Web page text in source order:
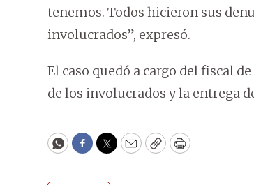
tenemos. Todos hicieron sus
involucrados”, expresó.
El caso quedó a cargo del fiscal
de los involucrados y la entrega
WhatsApp
Facebook
Twitter
EmailCopyPrint